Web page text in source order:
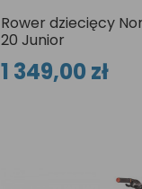
Rower dziecięcy
20 Junior
1 349,00 zł